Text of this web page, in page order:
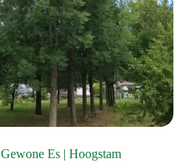
productpagina
Gewone Es | Hoogstam